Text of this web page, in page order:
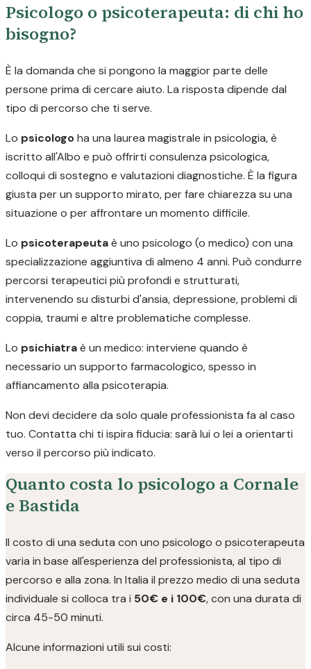
Psicologo o psicoterapeuta: di chi ho
bisogno?
È la domanda che si pongono la maggior parte delle
persone prima di cercare aiuto. La risposta dipende dal
tipo di percorso che ti serve.
Lo psicologoha una laurea magistrale in psicologia, è
iscritto all'Albo e può offrirti consulenza psicologica,
colloqui di sostegno e valutazioni diagnostiche. È la figura
giusta per un supporto mirato, per fare chiarezza su una
situazione o per affrontare un momento difficile.
Lo psicoterapeutaè uno psicologo (o medico) con una
specializzazione aggiuntiva di almeno 4 anni. Può condurre
percorsi terapeutici più profondi e strutturati,
intervenendo su disturbi d'ansia, depressione, problemi di
coppia, traumi e altre problematiche complesse.
Lo psichiatraè un medico: interviene quando è
necessario un supporto farmacologico, spesso in
affiancamento alla psicoterapia.
Non devi decidere da solo quale professionista fa al caso
tuo. Contatta chi ti ispira fiducia: sarà lui o lei a orientarti
verso il percorso più indicato.
Quanto costa lo psicologo a Cornale
e Bastida
Il costo di una seduta con uno psicologo o psicoterapeuta
varia in base all'esperienza del professionista, al tipo di
percorso e alla zona. In Italia il prezzo medio di una seduta
individuale si colloca tra i 50€ e i 100€, con una durata di
circa 45-50 minuti.
Alcune informazioni utili sui costi: